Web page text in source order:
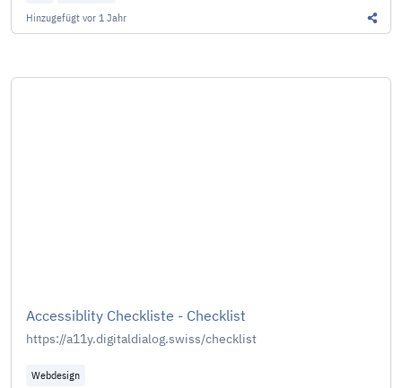
Hinzugefügt vor 1 Jahr
Accessiblity Checkliste - Checklist
https://a11y.digitaldialog.swiss/checklist
Webdesign